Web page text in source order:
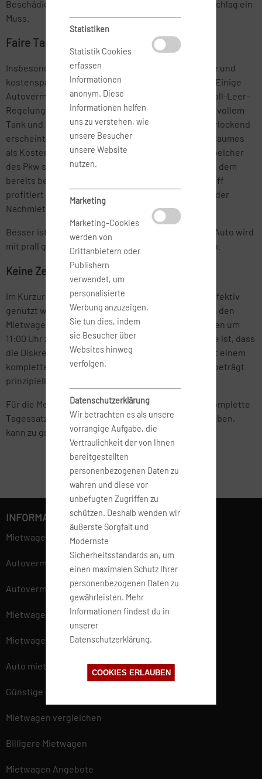
Beschädigungen am Unterboden oder durch Steinschlag ein
Muss.
Faire Tankregelung vereinbaren
Insbesondere bei einem Kurzurlaub sollte eine faire und
kostensparende Tankregelung vereinbart werden. Einige
Autovermietungen bestehen auf die sogenannte Voll-Leer-
Regelung. Dabei erhält der Kunde das Fahrzeug mit vollem
Tank und kann es leer übergeben. Was zunächst verlockend
erscheint, entpuppt sich am Ende des Vertragszeitraumes
als Kostenfalle. Kurzurlauber werden die Energiespeicher
des Pkw so gut wie nie vollkommen leer fahren. Von dem
bereits bezahlten, aber übrig gebliebenem Kraftstoff
profitiert lediglich der Vermieter beziehungsweise der
Nachmieter.
Besser ist die Voll-Voll-Variante. Das bedeutet, das Auto wird
mit prall gefülltem Tank empfangen und abgegeben.
Keine Zeit verschwenden
Im Kurzurlaub soll die vorhandene Zeit möglichst effektiv
genutzt werden. Folglich klingt es äußerst attraktiv, den
Mietwagen um 10:00 Uhr abzuholen und in zwei Tagen um
11:00 Uhr zurückzugeben. Die Kehrseite der Medaille ist, dass
die Diskrepanz von 1 Stunde bei der Abrechnung mit einem
kompletten Miettag zu Buche schlägt. Denn dieser beträgt
prinzipiell 24 Stunden.
Für die Mehrnutzung von nur 60 Minuten wird der komplette
Tagessatz fällig. Den Wagen 1 Stunde früher abzugeben,
kann zu großen Kosteneinsparungen führen.
Statistiken
Statistik Cookies
erfassen
Informationen
anonym. Diese
Informationen helfen
uns zu verstehen, wie
unsere Besucher
unsere Website
nutzen.
Marketing
Marketing-Cookies
werden von
Drittanbietern oder
Publishern
verwendet, um
personalisierte
Werbung anzuzeigen.
Sie tun dies, indem
sie Besucher über
Websites hinweg
verfolgen.
Datenschutzerklärung
Wir betrachten es als unsere
vorrangige Aufgabe, die
Vertraulichkeit der von Ihnen
bereitgestellten
personenbezogenen Daten zu
wahren und diese vor
unbefugten Zugriffen zu
schützen. Deshalb wenden wir
äußerste Sorgfalt und
Modernste
Sicherheitsstandards an, um
einen maximalen Schutz Ihrer
personenbezogenen Daten zu
gewährleisten. Mehr
Informationen findest du in
unserer
Datenschutzerklärung.
COOKIES ERLAUBEN
INFORMATIONEN
Mietwagen
Autovermietung
Autovermieter
Mietwagen am Flughafen
Mietwagen am Bahnhof
Auto mieten
Günstige Mietwagen
Mietwagen vergleichen
Billigere Mietwagen
Mietwagen Angebote